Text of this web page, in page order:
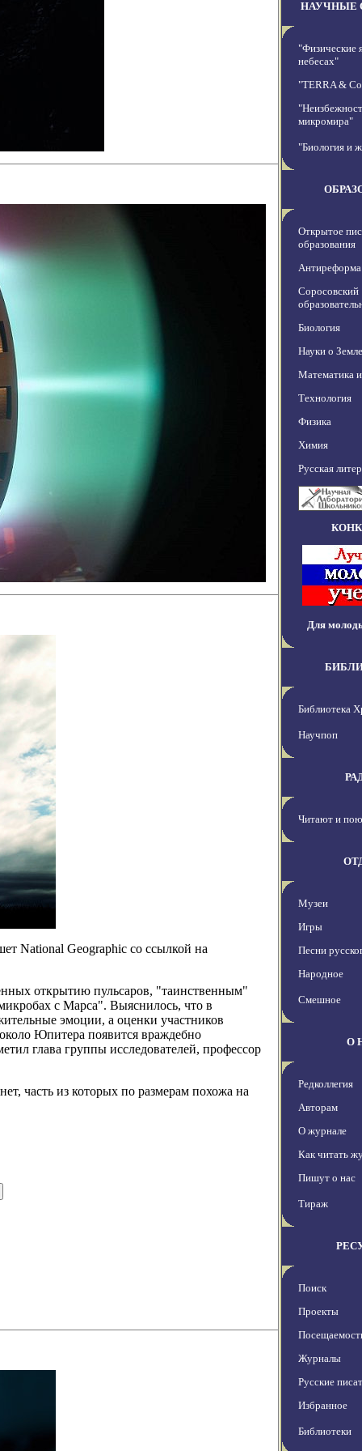
National Geographic со ссылкой на
открытию пульсаров, "таинственным"
с Марса". Выяснилось, что в
эмоции, а оценки участников
Юпитера появится враждебно
глава группы исследователей, профессор
часть из которых по размерам похожа на
НАУЧНЫЕ
"Физические
небесах"
"TERRA &
микромира"
"Биология и
Открытое
образования
Антиреформа
Соросовский
Биология
Науки о Земле
Математика
Технология
Физика
Химия
Русская
Для
Библиотека
Научпоп
Читают и
Музеи
Игры
Песни
Народное
Смешное
О
Редколлегия
Авторам
О журнале
Как читать
Пишут о нас
Тираж
Поиск
Проекты
Журналы
Русские
Избранное
Библиотеки